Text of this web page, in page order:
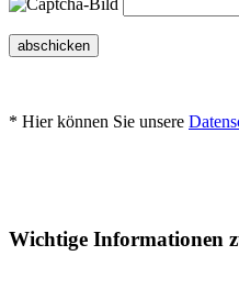
abschicken
* Hier können Sie unsere
Wichtige Informationen